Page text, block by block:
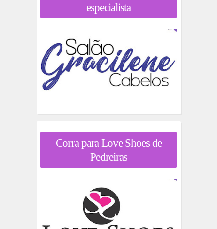
especialista
Corra para Love Shoes de
Pedreiras